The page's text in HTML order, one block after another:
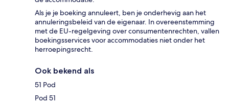
Als je je boeking annuleert, ben je onderhevig aan het
annuleringsbeleid van de eigenaar. In overeenstemming
met de EU-regelgeving over consumentenrechten, vallen
boekingsservices voor accommodaties niet onder het
herroepingsrecht.
Ook bekend als
51 Pod
Pod 51